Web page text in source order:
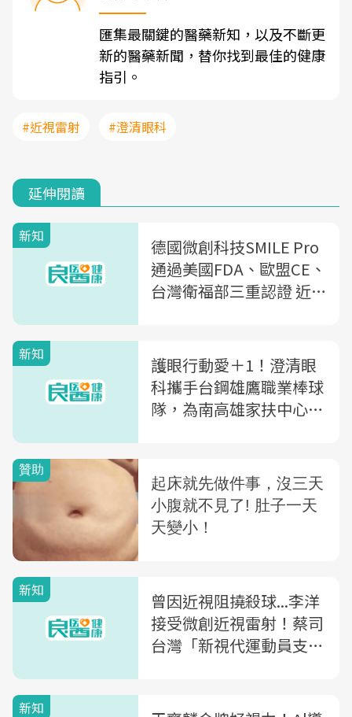
匯集最關鍵的醫藥新知，以及不斷更
新的醫藥新聞，替你找到最佳的健康
指引。
#近視雷射 #澄清眼科
延伸閱讀
新知
德國微創科技SMILE Pro
通過美國FDA、歐盟CE、
台灣衛福部三重認證 近
新知
護眼行動愛＋1！澄清眼
科攜手台鋼雄鷹職業棒球
隊，為南高雄家扶中心學
新知
曾因近視阻撓殺球...李洋
接受微創近視雷射！蔡司
台灣「新視代運動員支持
動國手 睛準出擊
新知